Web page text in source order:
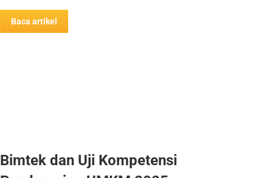
Baca artikel
Bimtek dan Uji Kompetensi